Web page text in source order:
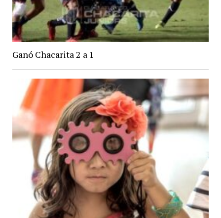
Ganó Chacarita 2 a 1